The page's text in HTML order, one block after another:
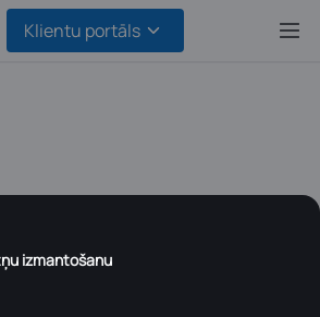
izmantošanu
Klientu portāls